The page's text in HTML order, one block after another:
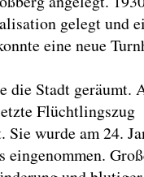
gelegt und
eine neue
die Stadt geräumt.
Flüchtlingszug
wurde am 24.
eingenommen.